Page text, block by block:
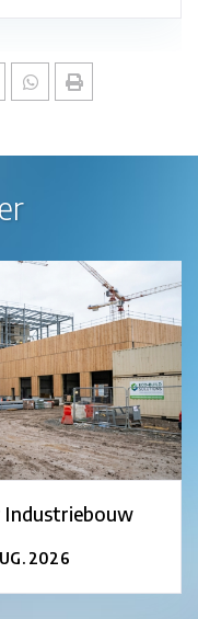
Industriebouw
2026